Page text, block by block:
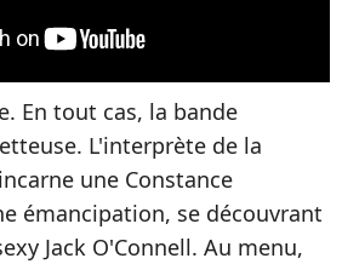
En tout cas, la bande
L'interprète de la
une Constance
émancipation, se découvrant
Jack O'Connell. Au menu,